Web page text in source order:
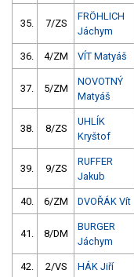
35. 7/ZS
FRÖHLICH
Jáchym
36. 4/ZM VÍT Matyáš
37. 5/ZM
NOVOTNÝ
Matyáš
38. 8/ZS
UHLÍK
Kryštof
39. 9/ZS
RUFFER
Jakub
40. 6/ZM DVOŘÁK Vít
41. 8/DM
BURGER
Jáchym
42. 2/VS HÁK Jiří